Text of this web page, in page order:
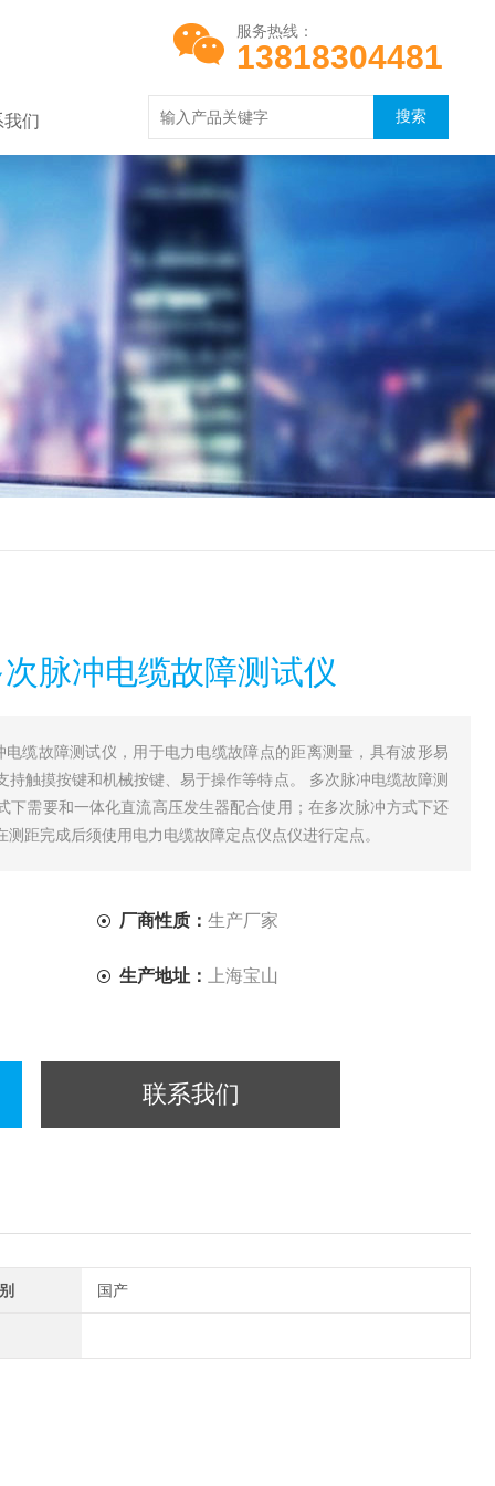
服务热线：
13818304481
我们
脉冲电缆故障测试仪
电缆故障测试仪，用于电力电缆故障点的距离测量，具有波形易
触摸按键和机械按键、易于操作等特点。 多次脉冲电缆故障测
下需要和一体化直流高压发生器配合使用；在多次脉冲方式下还
距完成后须使用电力电缆故障定点仪点仪进行定点。
厂商性质： 生产厂家
生产地址： 上海宝山
联系我们
国产